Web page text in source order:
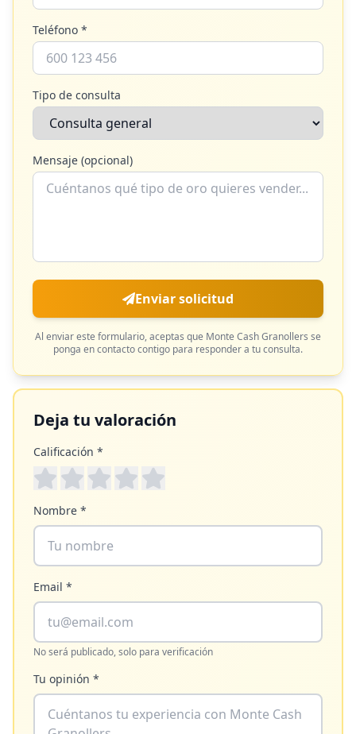
Teléfono *
Tipo de consulta
Mensaje (opcional)
Enviar solicitud
Al enviar este formulario, aceptas que Monte Cash Granollers se
ponga en contacto contigo para responder a tu consulta.
Deja tu valoración
Calificación *
Nombre *
Email *
No será publicado, solo para verificación
Tu opinión *